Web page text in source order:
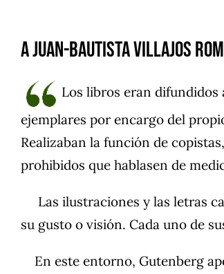
A Juan-Bautista Villajos
Los libros eran difundidos
ejemplares por encargo del
Realizaban la función de
prohibidos que hablasen de
Las ilustraciones y las letras
su gusto o visión. Cada uno de
En este entorno, Gutenberg